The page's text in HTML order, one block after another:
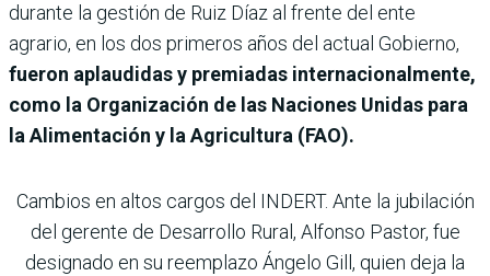
durante la gestión de Ruiz Díaz al frente del ente
agrario, en los dos primeros años del actual Gobierno,
fueron aplaudidas y premiadas internacionalmente,
como la Organización de las Naciones Unidas para
la Alimentación y la Agricultura (FAO).
Cambios en altos cargos del INDERT. Ante la jubilación
del gerente de Desarrollo Rural, Alfonso Pastor, fue
designado en su reemplazo Ángelo Gill, quien deja la